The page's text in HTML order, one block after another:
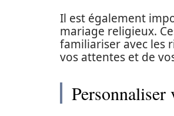
Il est également
mariage religieux.
familiariser avec les
vos attentes et de
Personnaliser